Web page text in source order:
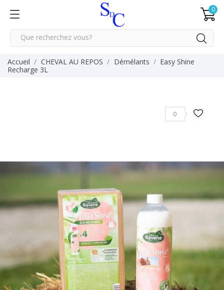
0
Accueil CHEVAL AU REPOS Démélants
Easy Shine
Recharge 3L
0